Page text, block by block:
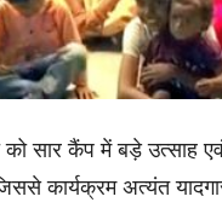
को सार कैंप में बड़े उत्साह
कार्यक्रम अत्यंत